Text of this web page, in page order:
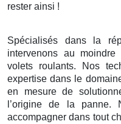
rester ainsi !
Spécialisés dans la
intervenons au
volets roulants. Nos
expertise dans le
en mesure de
l’origine de la panne.
accompagner dans tout